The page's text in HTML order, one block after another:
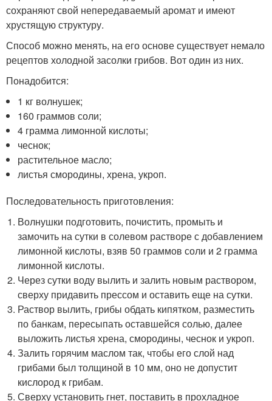
сохраняют свой непередаваемый аромат и имеют
хрустящую структуру.
Способ можно менять, на его основе существует немало
рецептов холодной засолки грибов. Вот один из них.
Понадобится:
1 кг волнушек;
160 граммов соли;
4 грамма лимонной кислоты;
чеснок;
растительное масло;
листья смородины, хрена, укроп.
Последовательность приготовления:
Волнушки подготовить, почистить, промыть и
замочить на сутки в солевом растворе с добавлением
лимонной кислоты, взяв 50 граммов соли и 2 грамма
лимонной кислоты.
Через сутки воду вылить и залить новым раствором,
сверху придавить прессом и оставить еще на сутки.
Раствор вылить, грибы обдать кипятком, разместить
по банкам, пересыпать оставшейся солью, далее
выложить листья хрена, смородины, чеснок и укроп.
Залить горячим маслом так, чтобы его слой над
грибами был толщиной в 10 мм, оно не допустит
кислород к грибам.
Сверху установить гнет, поставить в прохладное